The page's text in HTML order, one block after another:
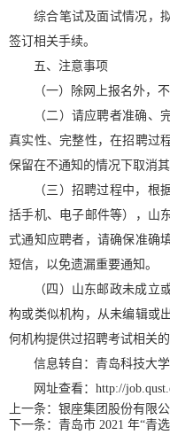
综合笔试及面试情况，
签订相关手续。
五、注意事项
（一）除网上报名外，
（二）请应聘者准确、
真实性、完整性，在招聘过
保留在不通知的情况下取消
（三）招聘过程中，根
括手机、电子邮件等），山
式通知应聘者，请确保准确
短信，以免遗漏重要通知。
（四）山东邮政未成立
构或类似机构，从未编辑或
何机构提供过招聘考试相关的
信息转自：青岛科技大
网址查看：http://
上一条： 银座集团股份有限
下一条： 青岛市 2021 年“青